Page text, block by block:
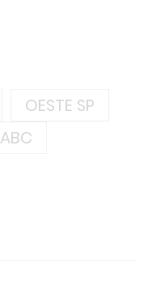
OESTE SP
ABC